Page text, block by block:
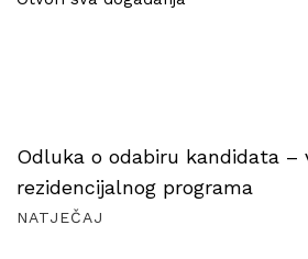
Odluka o odabiru kandidata –
rezidencijalnog programa
NATJEČAJ